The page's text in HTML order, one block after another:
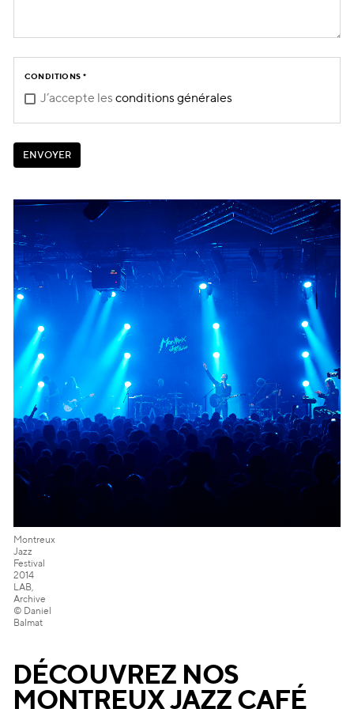
CONDITIONS*
J’accepte les conditions générales
EN VOY ER
ENVOYER
Montreux
Jazz
Festival
2014
LAB,
Archive
© Daniel
Balmat
DÉCOUVREZ NOS
MONTREUX JAZZ CAF É